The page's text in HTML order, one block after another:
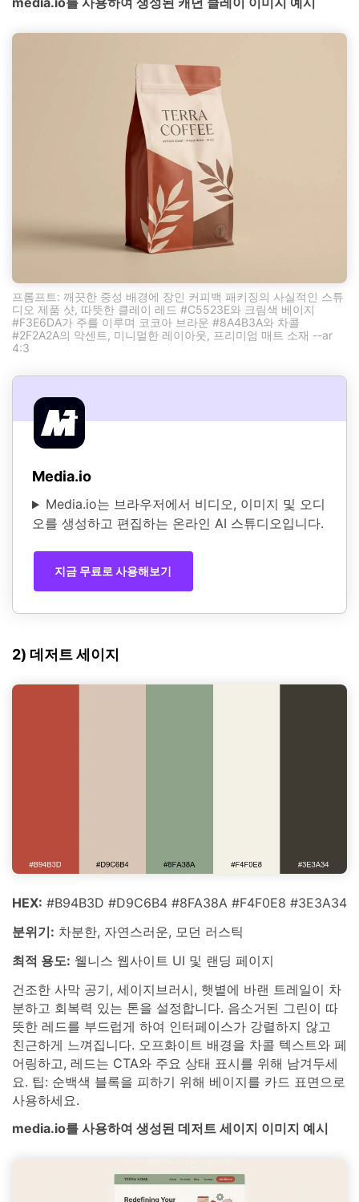
프롬프트: 깨끗한 중성 배경에 장인 커피백 패키징의 사실적인 스튜
디오 제품 샷, 따뜻한 클레이 레드 #C5523E와 크림색 베이지
#F3E6DA가 주를 이루며 코코아 브라운 #8A4B3A와 차콜
#2F2A2A의 악센트, 미니멀한 레이아웃, 프리미엄 매트 소재 --ar
4:3
Media.io
Media.io는 브라우저에서 비디오, 이미지 및 오디
오를 생성하고 편집하는 온라인 AI 스튜디오입니다.
지금 무료로 사용해보기
2) 데저트 세이지
HEX: #B94B3D #D9C6B4 #8FA38A #F4F0E8 #3E3A34
분위기: 차분한, 자연스러운, 모던 러스틱
최적 용도: 웰니스 웹사이트 UI 및 랜딩 페이지
건조한 사막 공기, 세이지브러시, 햇볕에 바랜 트레일이 차
분하고 회복력 있는 톤을 설정합니다. 음소거된 그린이 따
뜻한 레드를 부드럽게 하여 인터페이스가 강렬하지 않고
친근하게 느껴집니다. 오프화이트 배경을 차콜 텍스트와 페
어링하고, 레드는 CTA와 주요 상태 표시를 위해 남겨두세
요. 팁: 순백색 블록을 피하기 위해 베이지를 카드 표면으로
사용하세요.
media.io를 사용하여 생성된 데저트 세이지 이미지 예시